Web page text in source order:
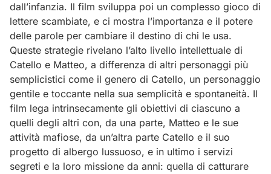
dall’infanzia. Il film sviluppa poi un complesso gioco di
lettere scambiate, e ci mostra l’importanza e il potere
delle parole per cambiare il destino di chi le usa.
Queste strategie rivelano l’alto livello intellettuale di
Catello e Matteo, a differenza di altri personaggi più
semplicistici come il genero di Catello, un personaggio
gentile e toccante nella sua semplicità e spontaneità. Il
film lega intrinsecamente gli obiettivi di ciascuno a
quelli degli altri con, da una parte, Matteo e le sue
attività mafiose, da un’altra parte Catello e il suo
progetto di albergo lussuoso, e in ultimo i servizi
segreti e la loro missione da anni: quella di catturare